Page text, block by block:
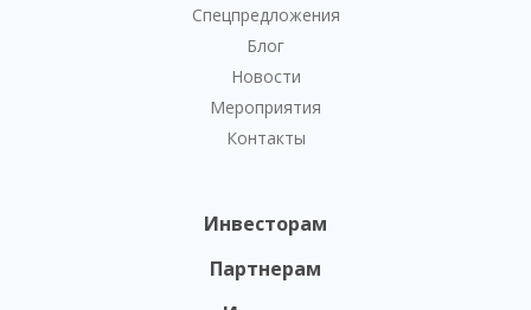
Спецпредложения
Блог
Новости
Мероприятия
Контакты
Инвесторам
Партнерам